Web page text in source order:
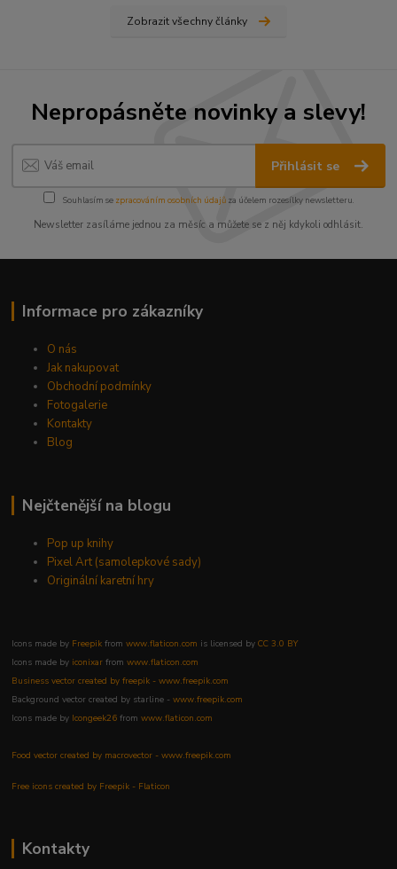
Zobrazit všechny články
Nepropásněte novinky a slevy!
Přihlásit se
Souhlasím se zpracováním osobních údajůza účelem rozesílky newsletteru.
Newsletter zasíláme jednou za měsíc a můžete se z něj kdykoli odhlásit.
Informace pro zákazníky
O nás
Jak nakupovat
Obchodní podmínky
Fotogalerie
Kontakty
Blog
Nejčtenější na blogu
Pop up knihy
Pixel Art (samolepkové sady)
Originální karetní hry
Icons made by Freepik fromwww.flaticon.com is licensed byCC 3.0 BY
Icons made by iconixar fromwww.flaticon.com
Business vector created by freepik - www.freepik.com
Background vector created by starline -www.freepik.com
Icons made by Icongeek26 fromwww.flaticon.com
Food vector created by macrovector - www.freepik.com
Free icons created by Freepik - Flaticon
Kontakty